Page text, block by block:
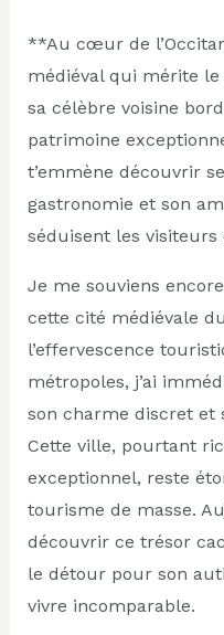
**Au cœur de
médiéval qui mérite
sa célèbre voisine
patrimoine
t’emmène découvrir
gastronomie et son
séduisent les
Je me souviens
cette cité médiévale
l’effervescence
métropoles, j’ai
son charme discret et
Cette ville, pourtant
exceptionnel, reste
tourisme de masse.
découvrir ce trésor
le détour pour son
vivre incomparable.